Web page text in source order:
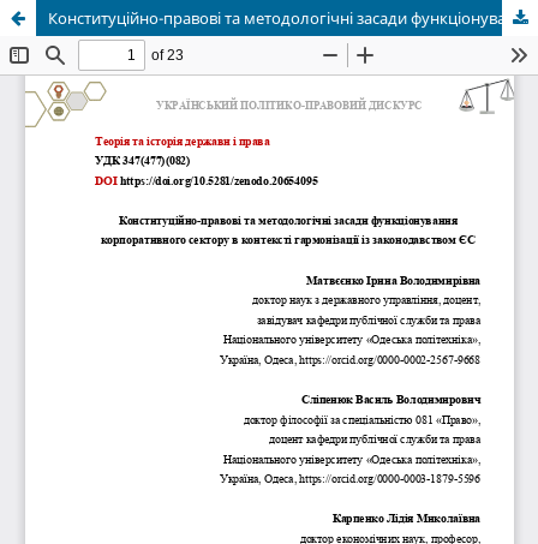
Конституційно-правові та методологічні засади функціонування корпоративного сектору в контексті гармонізації із законодавством ЄС